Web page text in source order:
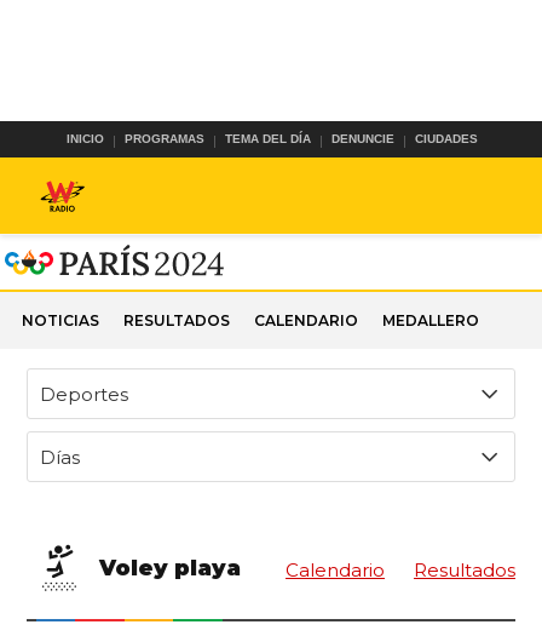
INICIO PROGRAMAS TEMA DEL DÍA DENUNCIE CIUDADES
NOTICIAS RESULTADOS CALENDARIO MEDALLERO
Deportes
Días
Voley playa Calendario Resultados